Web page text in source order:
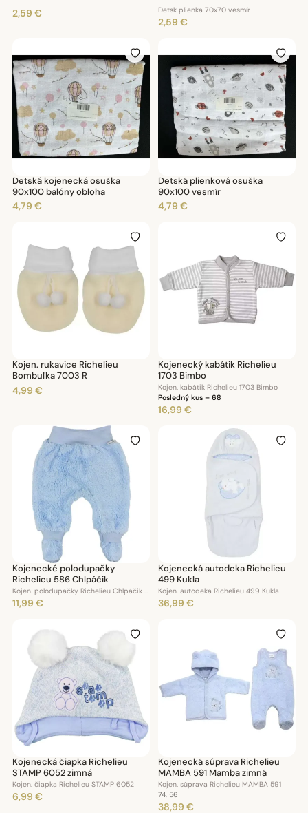
2,59 € Detsk plienka 70x70 vesmír
2,59 €
Detská kojenecká osuška
90x100 balóny obloha
4,79 €
Detská plienková osuška
90x100 vesmír
4,79 €
Kojen. rukavice Richelieu
Bombuľka 7003 R
4,99 €
Kojenecký kabátik Richelieu
1703 Bimbo
Kojen. kabátik Richelieu 1703 Bimbo
Posledný kus – 68
16,99 €
Kojenecké polodupačky
Richelieu 586 Chlpáčik
Kojen. polodupačky Richelieu Chlpáčik 586
11,99 €
Kojenecká autodeka Richelieu
499 Kukla
Kojen. autodeka Richelieu 499 Kukla
36,99 €
Kojenecká čiapka Richelieu
STAMP 6052 zimná
Kojen. čiapka Richelieu STAMP 6052
6,99 €
Kojenecká súprava Richelieu
MAMBA 591 Mamba zimná
Kojen. súprava Richelieu MAMBA 591
74, 56
38,99 €